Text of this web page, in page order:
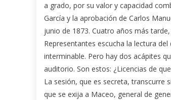
a grado, por su valor y capacidad
García y la aprobación de Carlos
junio de 1873. Cuatro años más
Representantes escucha la lectura
interminable. Pero hay dos acápites
auditorio. Son estos: ¿Licencias de
La sesión, que es secreta, transcurre
que se exija a Maceo, general de